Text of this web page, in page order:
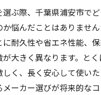
選ぶ際、千葉県浦安市で
か悩んだことはありませ
に耐久性や省エネ性能、
大きく異なります。と
く、長く安心して使いた
メーカー選びが将来的な